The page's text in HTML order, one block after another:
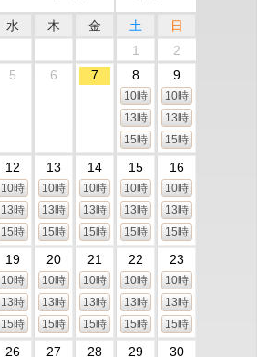
水 木 金 土
日
1
2
5 6 7 8
10時
13時
15時
9
10時
13時
15時
12
10時
13時
15時
13
10時
13時
15時
14
10時
13時
15時
15
10時
13時
15時
16
10時
13時
15時
19
10時
13時
15時
20
10時
13時
15時
21
10時
13時
15時
22
10時
13時
15時
23
10時
13時
15時
26 27 28 29 30